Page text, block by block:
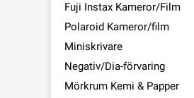
Fuji Instax Kameror/Film
Polaroid Kameror/film
Miniskrivare
Negativ/Dia-förvaring
Mörkrum Kemi & Papper